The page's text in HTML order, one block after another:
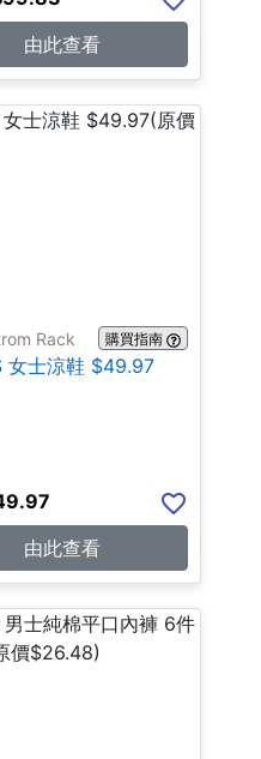
由此查看
Rack 購買指南
女士涼鞋 $49.97
由此查看